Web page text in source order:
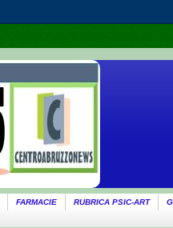
FARMACIE RUBRICA PSIC-ART